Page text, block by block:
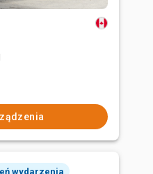
wydarzenia